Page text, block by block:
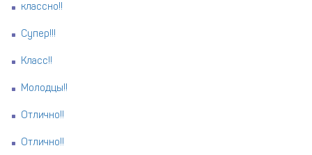
классно!!
Супер!!!
Класс!!
Молодцы!!
Отлично!!
Отлично!!